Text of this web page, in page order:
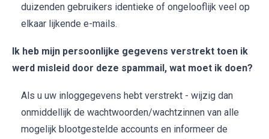
duizenden gebruikers identieke of ongelooflijk veel op
elkaar lijkende e-mails.
Ik heb mijn persoonlijke gegevens verstrekt toen ik
werd misleid door deze spammail, wat moet ik doen?
Als u uw inloggegevens hebt verstrekt - wijzig dan
onmiddellijk de wachtwoorden/wachtzinnen van alle
mogelijk blootgestelde accounts en informeer de